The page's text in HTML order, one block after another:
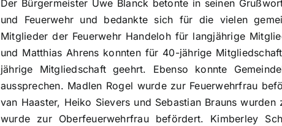
Der Bürgermeister Uwe Blanck betonte in seinen
und Feuerwehr und bedankte sich für die vielen
Mitglieder der Feuerwehr Handeloh für langjährige
und Matthias Ahrens konnten für 40-jährige
jährige Mitgliedschaft geehrt. Ebenso konnte
aussprechen. Madlen Rogel wurde zur Feuerwehrfrau
van Haaster, Heiko Sievers und Sebastian Brauns
wurde zur Oberfeuerwehrfrau befördert. Kimberley